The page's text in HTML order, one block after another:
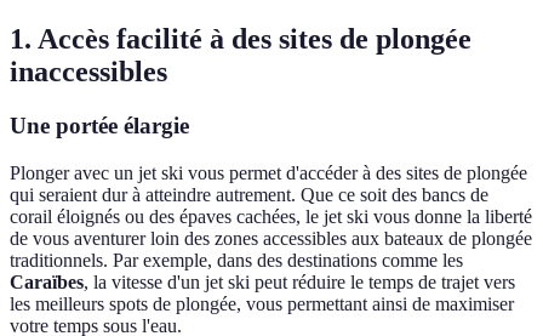
1. Accès facilité à des sites de plongée
inaccessibles
Une portée élargie
Plonger avec un jet ski vous permet d'accéder à des sites de plongée
qui seraient dur à atteindre autrement. Que ce soit des bancs de
corail éloignés ou des épaves cachées, le jet ski vous donne la liberté
de vous aventurer loin des zones accessibles aux bateaux de plongée
traditionnels. Par exemple, dans des destinations comme les
Caraïbes, la vitesse d'un jet ski peut réduire le temps de trajet vers
les meilleurs spots de plongée, vous permettant ainsi de maximiser
votre temps sous l'eau.